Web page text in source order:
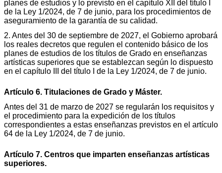
planes de estudios y lo previsto en el capítulo XII del título I
de la Ley 1/2024, de 7 de junio, para los procedimientos de
aseguramiento de la garantía de su calidad.
2. Antes del 30 de septiembre de 2027, el Gobierno aprobará
los reales decretos que regulen el contenido básico de los
planes de estudios de los títulos de Grado en enseñanzas
artísticas superiores que se establezcan según lo dispuesto
en el capítulo III del título I de la Ley 1/2024, de 7 de junio.
Artículo 6. Titulaciones de Grado y Máster.
Antes del 31 de marzo de 2027 se regularán los requisitos y
el procedimiento para la expedición de los títulos
correspondientes a estas enseñanzas previstos en el artículo
64 de la Ley 1/2024, de 7 de junio.
Artículo 7. Centros que imparten enseñanzas artísticas
superiores.